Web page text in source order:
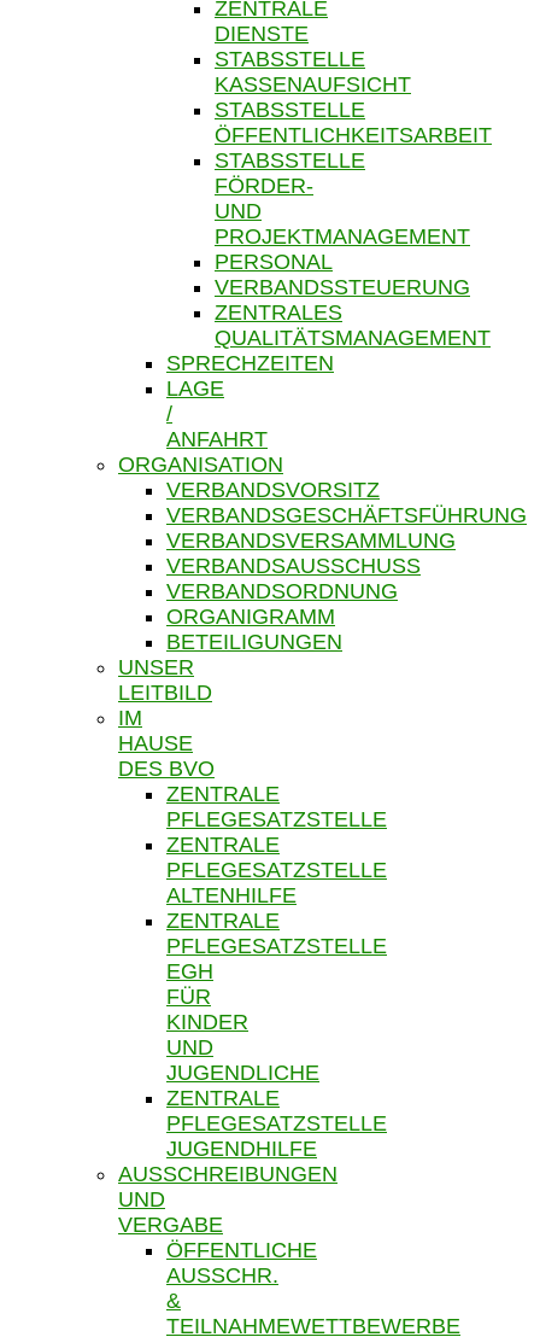
ZENTRALE
DIENSTE
STABSSTELLE
KASSENAUFSICHT
STABSSTELLE
ÖFFENTLICHKEITSARBEIT
STABSSTELLE
FÖRDER-
UND
PROJEKTMANAGEMENT
PERSONAL
VERBANDSSTEUERUNG
ZENTRALES
QUALITÄTSMANAGEMENT
SPRECHZEITEN
LAGE
/
ANFAHRT
ORGANISATION
VERBANDSVORSITZ
VERBANDSGESCHÄFTSFÜHRUNG
VERBANDSVERSAMMLUNG
VERBANDSAUSSCHUSS
VERBANDSORDNUNG
ORGANIGRAMM
BETEILIGUNGEN
UNSER
LEITBILD
IM
HAUSE
DES BVO
ZENTRALE
PFLEGESATZSTELLE
ZENTRALE
PFLEGESATZSTELLE
ALTENHILFE
ZENTRALE
PFLEGESATZSTELLE
EGH
FÜR
KINDER
UND
JUGENDLICHE
ZENTRALE
PFLEGESATZSTELLE
JUGENDHILFE
AUSSCHREIBUNGEN
UND
VERGABE
ÖFFENTLICHE
AUSSCHR.
&
TEILNAHMEWETTBEWERBE